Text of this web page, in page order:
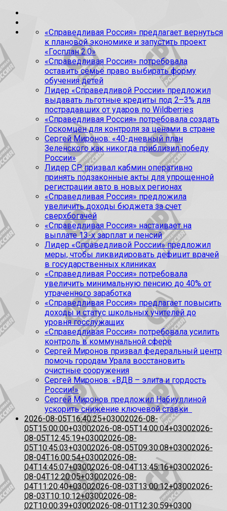
«Справедливая Россия» предлагает вернуться
к плановой экономике и запустить проект
«Госплан 2.0»
«Справедливая Россия» потребовала
оставить семье право выбирать форму
обучения детей
Лидер «Справедливой России» предложил
выдавать льготные кредиты под 2–3% для
пострадавших от ударов по Wildberries
«Справедливая Россия» потребовала создать
Госкомцен для контроля за ценами в стране
Сергей Миронов: «40-дневный план
Зеленского как никогда приблизил победу
России»
Лидер СР призвал кабмин оперативно
принять подзаконные акты для упрощенной
регистрации авто в новых регионах
«Справедливая Россия» предложила
увеличить доходы бюджета за счет
сверхбогачей
«Справедливая Россия» настаивает на
выплате 13-х зарплат и пенсий
Лидер «Справедливой России» предложил
меры, чтобы ликвидировать дефицит врачей
в государственных клиниках
«Справедливая Россия» потребовала
увеличить минимальную пенсию до 40% от
утраченного заработка
«Справедливая Россия» предлагает повысить
доходы и статус школьных учителей до
уровня госслужащих
«Справедливая Россия» потребовала усилить
контроль в коммунальной сфере
Сергей Миронов призвал федеральный центр
помочь городам Урала восстановить
очистные сооружения
Сергей Миронов: «ВДВ – элита и гордость
России!»
Сергей Миронов предложил Набиуллиной
ускорить снижение ключевой ставки
2026-08-05T16:40:25+03002026-08-
05T15:00:00+03002026-08-05T14:00:04+03002026-
08-05T12:45:19+03002026-08-
05T10:45:03+03002026-08-05T09:30:08+03002026-
08-04T16:00:54+03002026-08-
04T14:45:07+03002026-08-04T13:45:16+03002026-
08-04T12:20:05+03002026-08-
04T11:20:40+03002026-08-03T13:00:12+03002026-
08-03T10:10:12+03002026-08-
02T10:00:39+03002026-08-01T12:30:59+0300